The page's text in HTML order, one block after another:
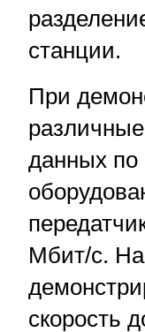
станции.
При
данных по
Мбит/с.
скорость